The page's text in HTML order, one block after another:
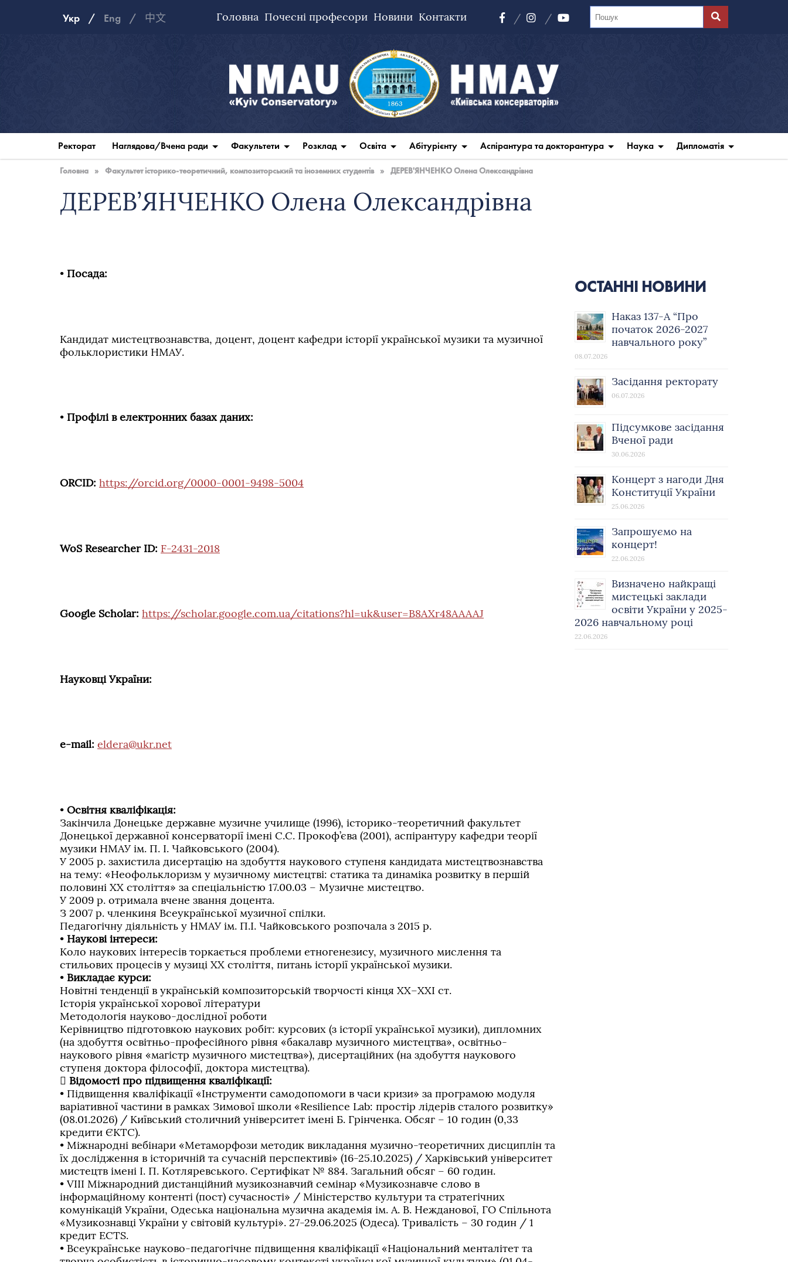
Укр Eng 中文 Головна Почесні професори Новини Контакти
Ректорат Наглядова/Вчена ради Факультети Розклад Освіта Абітурієнту Аспірантура та докторантура Наука Дипломатія
Головна » Факультет історико-теоретичний, композиторський та іноземних студентів » ДЕРЕВ'ЯНЧЕНКО Олена Олександрівна
ДЕРЕВ’ЯНЧЕНКО Олена Олександрівна
• Посада:
Кандидат мистецтвознавства, доцент, доцент кафедри історії української музики та музичної
фольклористики НМАУ.
• Профілі в електронних базах даних:
ORCID: https://orcid.org/0000-0001-9498-5004
WoS Researcher ID: F-2431-2018
Google Scholar: https://scholar.google.com.ua/citations?hl=uk&user=B8AXr48AAAAJ
Науковці України:
e-mail: eldera@ukr.net
• Освітня кваліфікація:
Закінчила Донецьке державне музичне училище (1996), історико-теоретичний факультет
Донецької державної консерваторії імені С.С. Прокоф’єва (2001), аспірантуру кафедри теорії
музики НМАУ ім. П. І. Чайковського (2004).
У 2005 р. захистила дисертацію на здобуття наукового ступеня кандидата мистецтвознавства
на тему: «Неофольклоризм у музичному мистецтві: статика та динаміка розвитку в першій
половині ХХ століття» за спеціальністю 17.00.03 – Музичне мистецтво.
У 2009 р. отримала вчене звання доцента.
З 2007 р. членкиня Всеукраїнської музичної спілки.
Педагогічну діяльність у НМАУ ім. П.І. Чайковського розпочала з 2015 р.
• Наукові інтереси:
Коло наукових інтересів торкається проблеми етногенезису, музичного мислення та
стильових процесів у музиці ХХ століття, питань історії української музики.
• Викладає курси:
Новітні тенденції в українській композиторській творчості кінця ХХ–ХХІ ст.
Історія української хорової літератури
Методологія науково-дослідної роботи
Керівництво підготовкою наукових робіт: курсових (з історії української музики), дипломних
(на здобуття освітньо-професійного рівня «бакалавр музичного мистецтва», освітньо-
наукового рівня «магістр музичного мистецтва»), дисертаційних (на здобуття наукового
ступеня доктора філософії, доктора мистецтва).
 Відомості про підвищення кваліфікації:
• Підвищення кваліфікації «Інструменти самодопомоги в часи кризи» за програмою модуля
варіативної частини в рамках Зимової школи «Resilience Lab: простір лідерів сталого розвитку»
(08.01.2026) / Київський столичний університет імені Б. Грінченка. Обсяг – 10 годин (0,33
кредити ЄКТС).
• Міжнародні вебінари «Метаморфози методик викладання музично-теоретичних дисциплін та
їх дослідження в історичній та сучасній перспективі» (16-25.10.2025) / Харківський університет
мистецтв імені І. П. Котляревського. Сертифікат № 884. Загальний обсяг – 60 годин.
• VІІІ Міжнародний дистанційний музикознавчий семінар «Музикознавче слово в
інформаційному контенті (пост) сучасності» / Міністерство культури та стратегічних
комунікацій України, Одеська національна музична академія ім. А. В. Нежданової, ГО Спільнота
«Музикознавці України у світовій культурі». 27-29.06.2025 (Одеса). Тривалість – 30 годин / 1
кредит ECTS.
• Всеукраїнське науково-педагогічне підвищення кваліфікації «Національний менталітет та
ОСТАННІ НОВИНИ
Наказ 137-А “Про
початок 2026-2027
навчального року”
08.07.2026
Засідання ректорату
06.07.2026
Підсумкове засідання
Вченої ради
30.06.2026
Концерт з нагоди Дня
Конституції України
25.06.2026
Запрошуємо на
концерт!
22.06.2026
Визначено найкращі
мистецькі заклади
освіти України у 2025-
2026 навчальному році
22.06.2026